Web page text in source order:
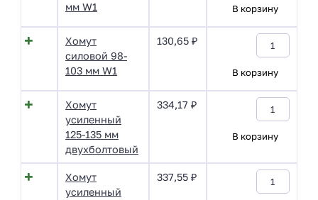
мм W1
В корзину
Хомут
силовой 98-
103 мм W1
130,65 ₽
В корзину
Хомут
усиленный
125-135 мм
двухболтовый
334,17 ₽
В корзину
Хомут
усиленный
337,55 ₽